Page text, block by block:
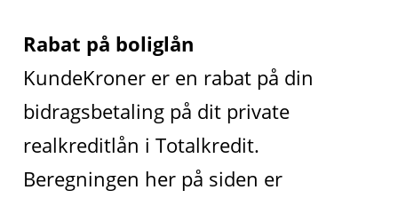
Rabat på boliglån
KundeKroner er en rabat på din
bidragsbetaling på dit private
realkreditlån i Totalkredit.
Beregningen her på siden er